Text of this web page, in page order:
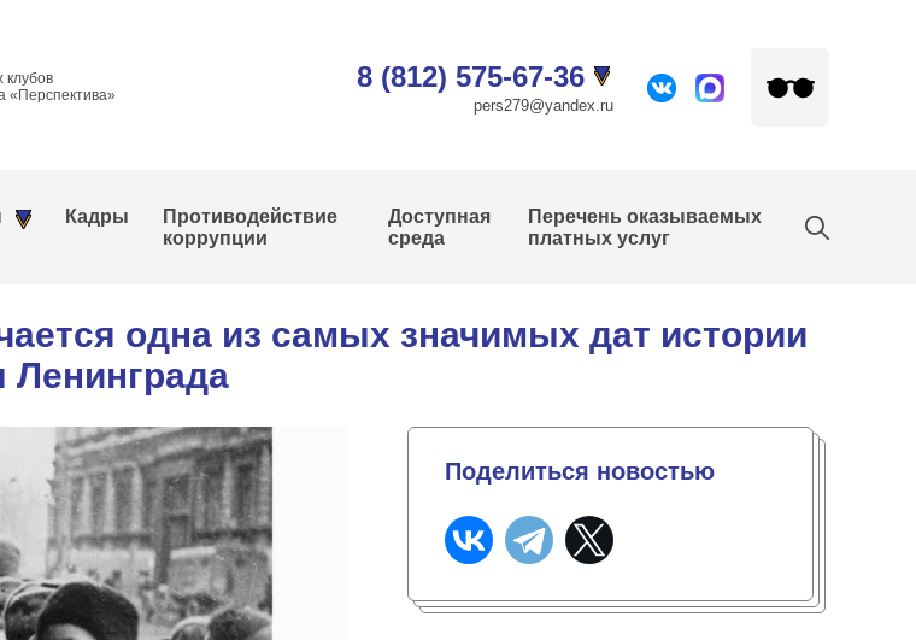
«Перспектива»
8 (812) 575-67-36
pers279@yandex.ru
Кадры
Противодействие
коррупции
Доступная
среда
Перечень оказываемых
платных услуг
одна из самых значимых дат истории
Поделиться новостью